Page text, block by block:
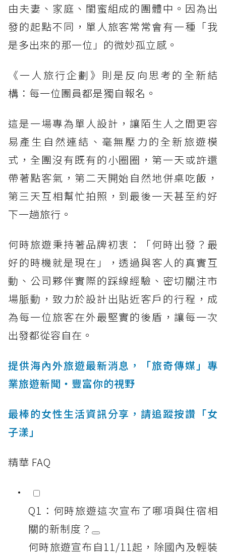
由夫妻、家庭、閨蜜組成的團體中。因為出
發的起點不同，單人旅客常常會有一種「我
是多出來的那一位」的微妙孤立感。
《一人旅行企劃》則是反向思考的全新結
構：每一位團員都是獨自報名。
這是一場專為單人設計，讓陌生人之間更容
易產生自然連結、毫無壓力的全新旅遊模
式，全團沒有既有的小圈圈，第一天或許還
帶著點客氣，第二天開始自然地併桌吃飯，
第三天互相幫忙拍照，到最後一天甚至約好
下一趟旅行。
何時旅遊秉持著品牌初衷：「何時出發？最
好的時機就是現在」，透過與客人的真實互
動、公司夥伴實際的踩線經驗、密切關注市
場脈動，致力於設計出貼近客戶的行程，成
為每一位旅客在外最堅實的後盾，讓每一次
出發都從容自在。
提供海內外旅遊最新消息，「旅奇傳媒」專
業旅遊新聞‧豐富你的視野
最棒的女性生活資訊分享，請追蹤按讚「女
子漾」
精華 FAQ
Q1：何時旅遊這次宣布了哪項與住宿相
關的新制度？
何時旅遊宣布自11/11起，除國內及輕裝